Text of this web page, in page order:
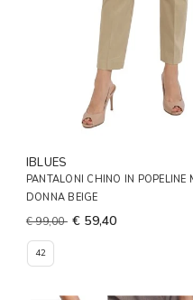
IBLUES
PANTALONI CHINO IN POPELINE
DONNA BEIGE
€ 99,00 € 59,40
42